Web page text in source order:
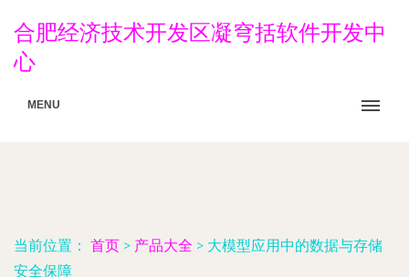
合肥经济技术开发区凝穹括软件开发中
心
MENU
当前位置： 首页 > 产品大全 > 大模型应用中的数据与存储
安全保障